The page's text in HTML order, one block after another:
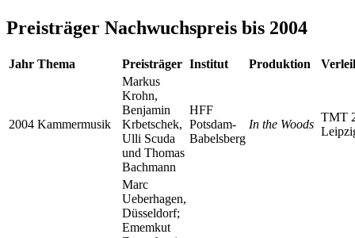
Preisträger Nachwuchspreis bis 2004
Jahr Thema Preisträger Institut Produktion
2004 Kammermusik
Markus
Krohn,
Benjamin
Krbetschek,
Ulli Scuda
und Thomas
Bachmann
HFF
Potsdam-
Babelsberg
In the Woods
TMT
Marc
Ueberhagen,
Düsseldorf;
Ememkut